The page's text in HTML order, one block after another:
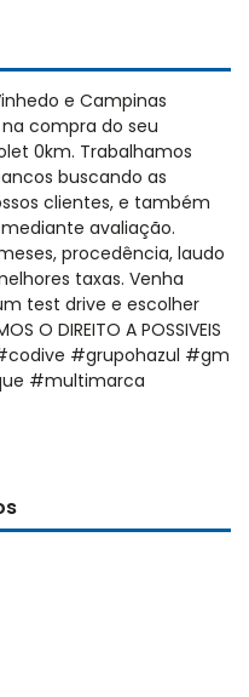
e Campinas
compra do seu
0km. Trabalhamos
buscando as
clientes, e também
avaliação.
procedência, laudo
taxas. Venha
test drive e escolher
O DIREITO A POSSIVEIS
#codive #grupohazul #gm
#multimarca